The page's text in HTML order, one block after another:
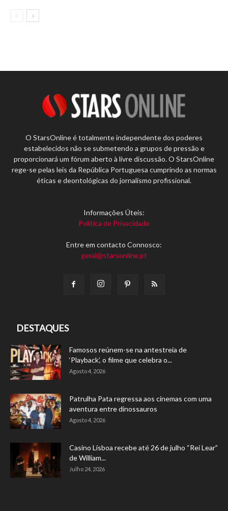
O StarsOnline é totalmente independente dos poderes
estabelecidos não se submetendo a grupos de pressão e
proporcionará um fórum aberto à livre discussão. O StarsOnline
rege-se pelas leis da República Portuguesa cumprindo as normas
éticas e deontológicas do jornalismo profissional.
Informações Úteis:
Política de Privacidade
Entre em contacto Connosco:
geral@starsonline.pt
DESTAQUES
Famosos reúnem-se na antestreia de
‘Playback’, o filme que celebra o...
Agosto 4, 2026
Patrulha Pata regressa aos cinemas com uma
aventura entre dinossauros
Agosto 4, 2026
Casino Lisboa recebe até 26 de julho “Rei Lear”
de William...
Julho 24, 2026